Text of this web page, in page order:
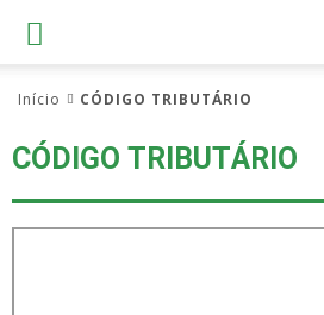
Início CÓDIGO TRIBUTÁRIO
CÓDIGO TRIBUTÁRIO